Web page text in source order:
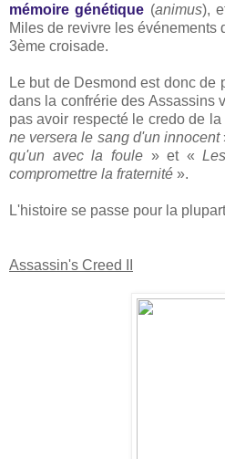
mémoire génétique (animus),
Miles de revivre les événements
3ème croisade.
Le but de Desmond est donc de
dans la confrérie des Assassins
pas avoir respecté le credo de la
ne versera le sang d'un innocent
qu'un avec la foule» et «
compromettre la fraternité ».
L'histoire se passe pour la
Assassin's Creed II